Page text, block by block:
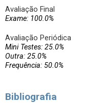
Avaliação Final
Exame: 100.0%
Avaliação Periódica
Mini Testes: 25.0%
Outra: 25.0%
Frequência: 50.0%
Bibliografia